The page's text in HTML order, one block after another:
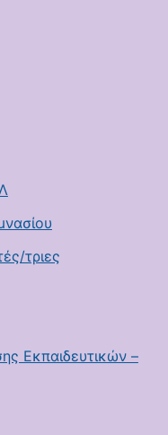
τριες
Εκπαιδευτικών –